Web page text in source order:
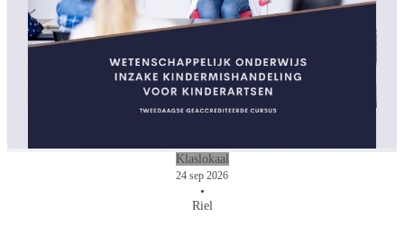
Klaslokaal
24 sep 2026
•
Riel